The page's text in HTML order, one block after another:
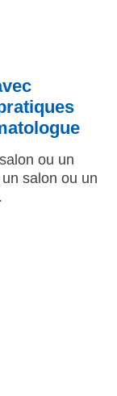
ou un
salon ou un